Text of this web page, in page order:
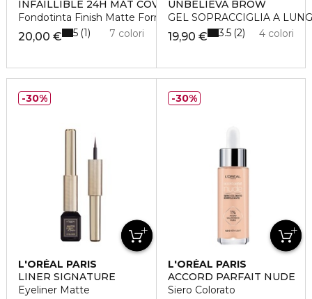
INFAILLIBLE 24H MAT COVER
Fondotinta Finish Matte Formula a Lunga Durata
20,00 € 7 colori
5 1
UNBELIEVA BROW
GEL SOPRACCIGLIA A
19,90 € 4 colori
3.5 2
L'ORÉAL PARIS
LINER SIGNATURE
Eyeliner Matte
30%
L'ORÉAL PARIS
ACCORD PARFAIT NUDE
Siero Colorato
30%